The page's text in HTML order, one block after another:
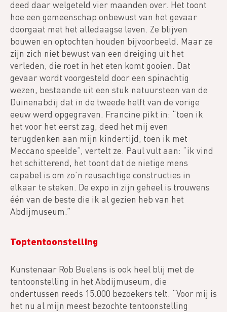
deed daar welgeteld vier maanden over. Het toont
hoe een gemeenschap onbewust van het gevaar
doorgaat met het alledaagse leven. Ze blijven
bouwen en optochten houden bijvoorbeeld. Maar ze
zijn zich niet bewust van een dreiging uit het
verleden, die roet in het eten komt gooien. Dat
gevaar wordt voorgesteld door een spinachtig
wezen, bestaande uit een stuk natuursteen van de
Duinenabdij dat in de tweede helft van de vorige
eeuw werd opgegraven. Francine pikt in: “toen ik
het voor het eerst zag, deed het mij even
terugdenken aan mijn kindertijd, toen ik met
Meccano speelde”, vertelt ze. Paul vult aan: “ik vind
het schitterend, het toont dat de nietige mens
capabel is om zo’n reusachtige constructies in
elkaar te steken. De expo in zijn geheel is trouwens
één van de beste die ik al gezien heb van het
Abdijmuseum.”
Toptentoonstelling
Kunstenaar Rob Buelens is ook heel blij met de
tentoonstelling in het Abdijmuseum, die
ondertussen reeds 15.000 bezoekers telt. “Voor mij is
het nu al mijn meest bezochte tentoonstelling